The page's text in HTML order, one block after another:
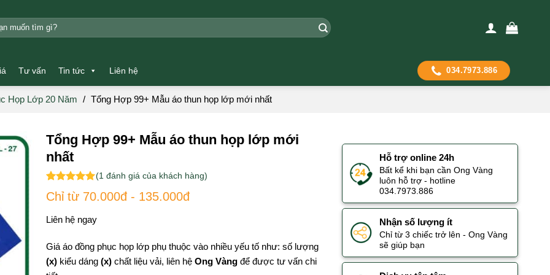
Tư vấn Tin tức Liên hệ 034.7973.886
Họp Lớp 20 Năm / Tổng Hợp 99+ Mẫu áo thun họp lớp mới nhất
Tổng Hợp 99+ Mẫu áo thun họp lớp mới
nhất
5.00trên 5
dựa trên
1
(1 đánh giá của khách hàng)
Chỉ từ 70.000đ - 135.000đ
Liên hệ ngay
Giá áo đồng phục họp lớp phụ thuộc vào nhiều yếu tố như: số lượng
(x) kiểu dáng(x)chất liệu vải, liên hệOng Vàng để được tư vấn chi
Hỗ trợ online 24h
Bất kể khi bạn cần Ong Vàng
luôn hỗ trợ - hotline
034.7973.886
Nhận số lượng ít
Chỉ từ 3 chiếc trở lên - Ong Vàng
sẽ giúp bạn